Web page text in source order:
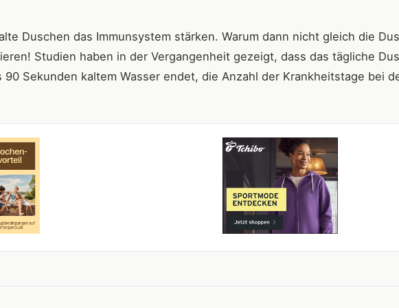
Duschen das Immunsystem stärken. Warum dann nicht gleich die
Studien haben in der Vergangenheit gezeigt, dass das tägliche
Sekunden kaltem Wasser endet, die Anzahl der Krankheitstage bei